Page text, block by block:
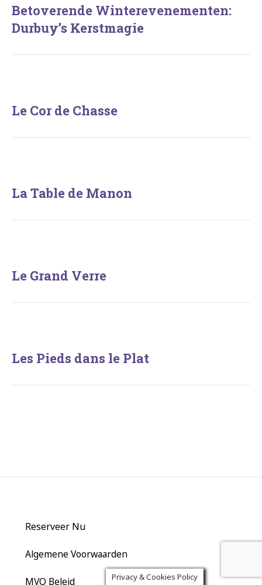
Betoverende Winterevenementen:
Durbuy’s Kerstmagie
Le Cor de Chasse
La Table de Manon
Le Grand Verre
Les Pieds dans le Plat
Reserveer Nu
Algemene Voorwaarden
MVO Beleid Privacy & Cookies Policy